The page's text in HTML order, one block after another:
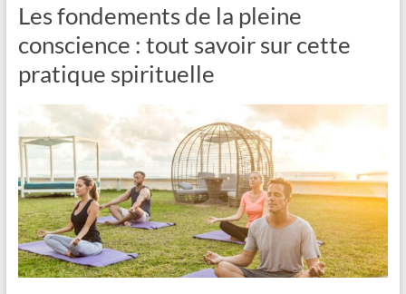
Les fondements de la pleine
conscience : tout savoir sur cette
pratique spirituelle